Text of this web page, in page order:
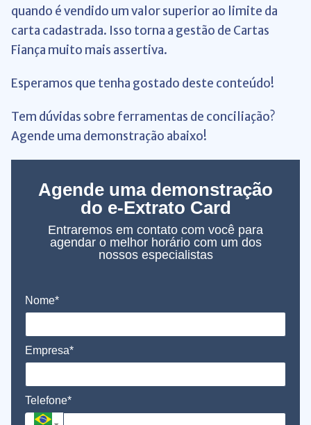
quando é vendido um valor superior ao limite da
carta cadastrada. Isso torna a gestão de Cartas
Fiança muito mais assertiva.
Esperamos que tenha gostado deste conteúdo!
Tem dúvidas sobre ferramentas de conciliação?
Agende uma demonstração abaixo!
Agende uma demonstração
do e-Extrato Card
Entraremos em contato com você para
agendar o melhor horário com um dos
nossos especialistas
Nome*
Empresa*
Telefone*